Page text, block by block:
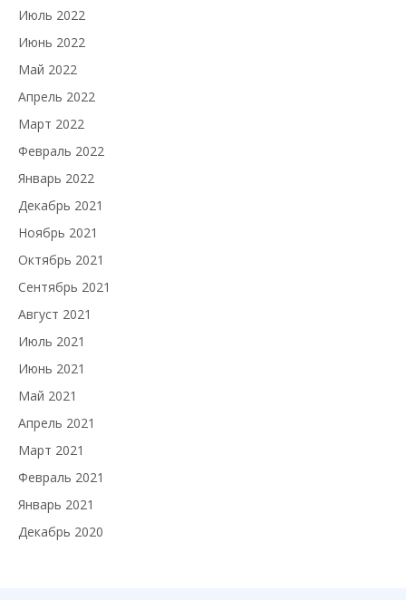
Июль 2022
Июнь 2022
Май 2022
Апрель 2022
Март 2022
Февраль 2022
Январь 2022
Декабрь 2021
Ноябрь 2021
Октябрь 2021
Сентябрь 2021
Август 2021
Июль 2021
Июнь 2021
Май 2021
Апрель 2021
Март 2021
Февраль 2021
Январь 2021
Декабрь 2020